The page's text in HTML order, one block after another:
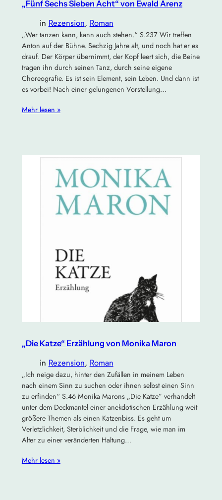
„Fünf Sechs Sieben Acht“ von Ewald Arenz
in Rezension, Roman
„Wer tanzen kann, kann auch stehen.“ S.237 Wir treffen
Anton auf der Bühne. Sechzig Jahre alt, und noch hat er es
drauf. Der Körper übernimmt, der Kopf leert sich, die Beine
tragen ihn durch seinen Tanz, durch seine eigene
Choreografie. Es ist sein Element, sein Leben. Und dann ist
es vorbei! Nach einer gelungenen Vorstellung…
Mehr lesen »
„Die Katze“ Erzählung von Monika Maron
in Rezension, Roman
„Ich neige dazu, hinter den Zufällen in meinem Leben
nach einem Sinn zu suchen oder ihnen selbst einen Sinn
zu erfinden“ S.46 Monika Marons „Die Katze” verhandelt
unter dem Deckmantel einer anekdotischen Erzählung weit
größere Themen als einen Katzenbiss. Es geht um
Verletzlichkeit, Sterblichkeit und die Frage, wie man im
Alter zu einer veränderten Haltung…
Mehr lesen »